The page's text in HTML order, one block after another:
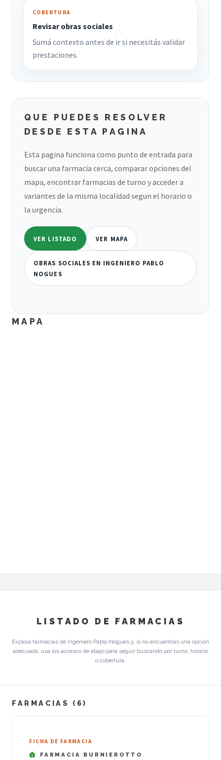
COBERTURA
Revisar obras sociales
Sumá contexto antes de ir si necesitás validar
prestaciones.
QUE PUEDES RESOLVER
DESDE ESTA PAGINA
Esta pagina funciona como punto de entrada para
buscar una farmacia cerca, comparar opciones del
mapa, encontrar farmacias de turno y acceder a
variantes de la misma localidad segun el horario o
la urgencia.
VER LISTADO VER MAPA
OBRAS SOCIALES EN INGENIERO PABLO
NOGUES
MAPA
LISTADO DE FARMACIAS
Explora farmacias de Ingeniero Pablo Nogues y, si no encuentras una opcion
adecuada, usa los accesos de abajo para seguir buscando por turno, horario
o cobertura.
FARMACIAS (6)
FICHA DE FARMACIA
FARMACIA BURNIEROTTO